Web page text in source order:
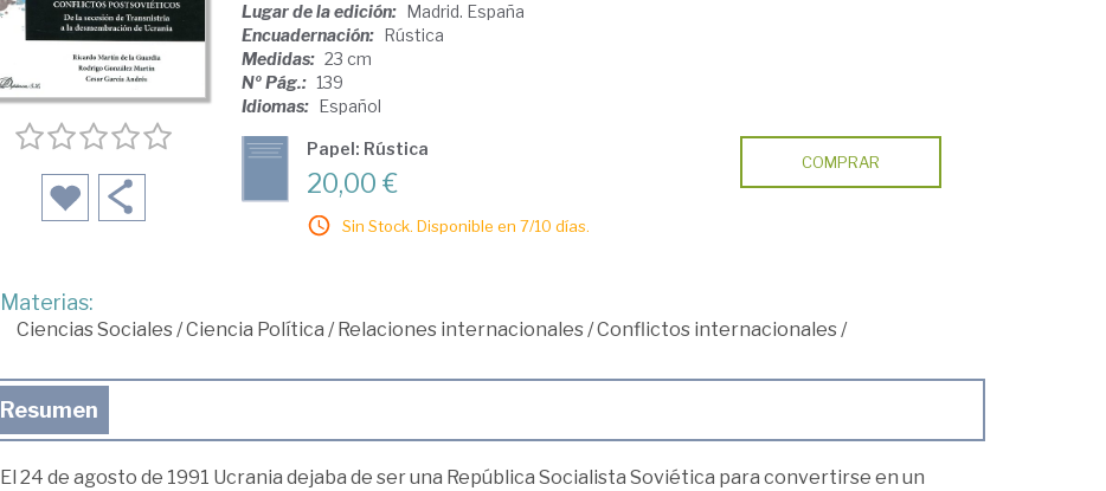
Lugar de la edición: Madrid. España
Encuadernación: Rústica
Medidas: 23 cm
Nº Pág.: 139
Idiomas: Español
Papel: Rústica
20,00 €
Sin Stock. Disponible en 7/10 días.
COMPRAR
Materias:
Ciencias Sociales/Ciencia Política /Relaciones internacionales/Conflictos internacionales/
Resumen
El 24 de agosto de 1991 Ucrania dejaba de ser una República Socialista Soviética para convertirse en un